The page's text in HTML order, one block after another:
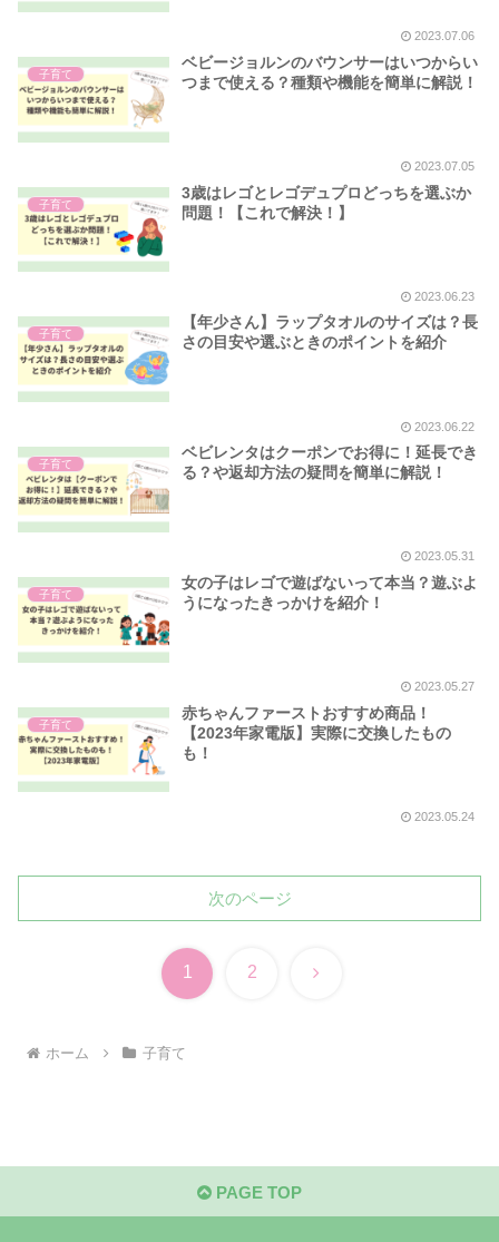
2023.07.06
子育て
ベビージョルンのバウンサーはいつからい
つまで使える？種類や機能を簡単に解説！
2023.07.05
子育て
3歳はレゴとレゴデュプロどっちを選ぶか
問題！【これで解決！】
2023.06.23
子育て
【年少さん】ラップタオルのサイズは？長
さの目安や選ぶときのポイントを紹介
2023.06.22
子育て
ベビレンタはクーポンでお得に！延長でき
る？や返却方法の疑問を簡単に解説！
2023.05.31
子育て
女の子はレゴで遊ばないって本当？遊ぶよ
うになったきっかけを紹介！
2023.05.27
子育て
赤ちゃんファーストおすすめ商品！
【2023年家電版】実際に交換したもの
も！
2023.05.24
次のページ
1 2 次
ホーム 子育て
PAGE TOP